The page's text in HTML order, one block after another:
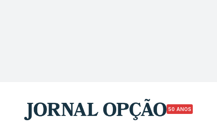
50 ANOS